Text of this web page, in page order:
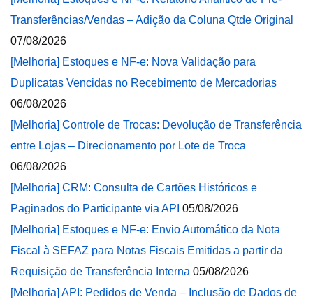
Transferências/Vendas – Adição da Coluna Qtde Original
07/08/2026
[Melhoria] Estoques e NF-e: Nova Validação para
Duplicatas Vencidas no Recebimento de Mercadorias
06/08/2026
[Melhoria] Controle de Trocas: Devolução de Transferência
entre Lojas – Direcionamento por Lote de Troca
06/08/2026
[Melhoria] CRM: Consulta de Cartões Históricos e
Paginados do Participante via API 05/08/2026
[Melhoria] Estoques e NF-e: Envio Automático da Nota
Fiscal à SEFAZ para Notas Fiscais Emitidas a partir da
Requisição de Transferência Interna 05/08/2026
[Melhoria] API: Pedidos de Venda – Inclusão de Dados de